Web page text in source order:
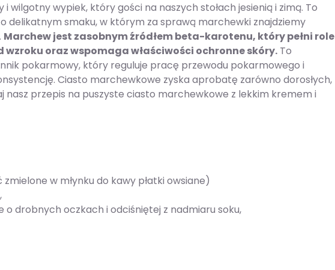
wypiek, który gości na naszych stołach jesienią i zimą. To
delikatnym smaku, w którym za sprawą marchewki znajdziemy
Marchew jest zasobnym źródłem beta-karotenu, który pełni role
oraz wspomaga właściwości ochronne skóry. To
pokarmowy, który reguluje pracę przewodu pokarmowego i
Ciasto marchewkowe zyska aprobatę zarówno dorosłych,
nasz przepis na puszyste ciasto marchewkowe z lekkim kremem i
w młynku do kawy płatki owsiane)
drobnych oczkach i odciśniętej z nadmiaru soku,